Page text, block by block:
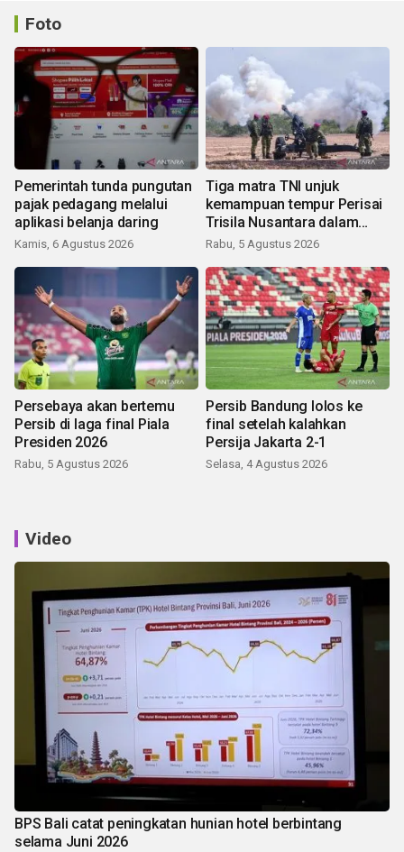
Foto
Pemerintah tunda pungutan
pajak pedagang melalui
aplikasi belanja daring
Kamis, 6 Agustus 2026
Tiga matra TNI unjuk
kemampuan tempur Perisai
Trisila Nusantara dalam
latihan di Kepri
Rabu, 5 Agustus 2026
Persebaya akan bertemu
Persib di laga final Piala
Presiden 2026
Rabu, 5 Agustus 2026
Persib Bandung lolos ke
final setelah kalahkan
Persija Jakarta 2-1
Selasa, 4 Agustus 2026
Video
BPS Bali catat peningkatan hunian hotel berbintang
selama Juni 2026